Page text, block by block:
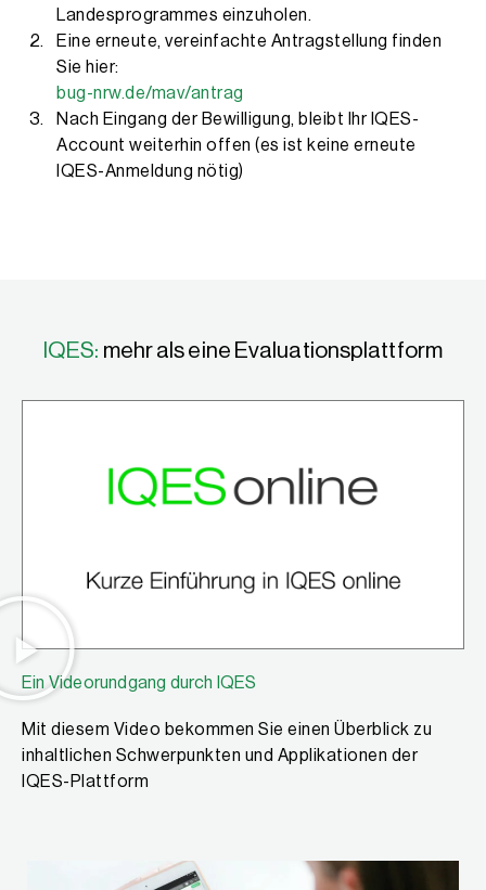
Landesprogrammes einzuholen.
Eine erneute, vereinfachte Antragstellung finden
Sie hier:
bug-nrw.de/mav/antrag
Nach Eingang der Bewilligung, bleibt Ihr IQES-
Account weiterhin offen (es ist keine erneute
IQES-Anmeldung nötig)
IQES: mehr als eine Evaluationsplattform
Ein Videorundgang durch IQES
Mit diesem Video bekommen Sie einen Überblick zu
inhaltlichen Schwerpunkten und Applikationen der
IQES-Plattform